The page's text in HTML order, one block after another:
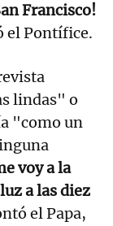
Francisco!
el Pontífice.
lindas" o
"como un
voy a la
a las diez
el Papa,